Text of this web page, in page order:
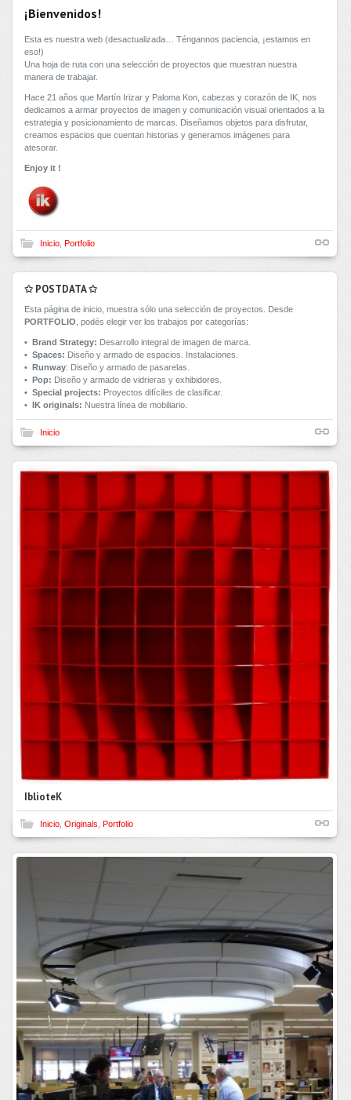
¡Bienvenidos!
Esta es nuestra web (desactualizada… Téngannos paciencia, ¡estamos en
eso!)
Una hoja de ruta con una selección de proyectos que muestran nuestra
manera de trabajar.
Hace 21 años que Martín Irizar y Paloma Kon, cabezas y corazón de IK, nos
dedicamos a armar proyectos de imagen y comunicación visual orientados a la
estrategia y posicionamiento de marcas. Diseñamos objetos para disfrutar,
creamos espacios que cuentan historias y generamos imágenes para
atesorar.
Enjoy it !
Inicio, Portfolio
✩ POSTDATA ✩
Esta página de inicio, muestra sólo una selección de proyectos. Desde
PORTFOLIO , podés elegir ver los trabajos por categorías:
• Brand Strategy: Desarrollo integral de imagen de marca.
• Spaces: Diseño y armado de espacios. Instalaciones.
• Runway: Diseño y armado de pasarelas.
• Pop: Diseño y armado de vidrieras y exhibidores.
• Special projects: Proyectos difíciles de clasificar.
• IK originals: Nuestra línea de mobiliario.
Inicio
IblioteK
Inicio, Originals, Portfolio